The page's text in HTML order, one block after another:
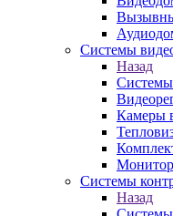
Системы
Назад
Камеры
Системы
Назад